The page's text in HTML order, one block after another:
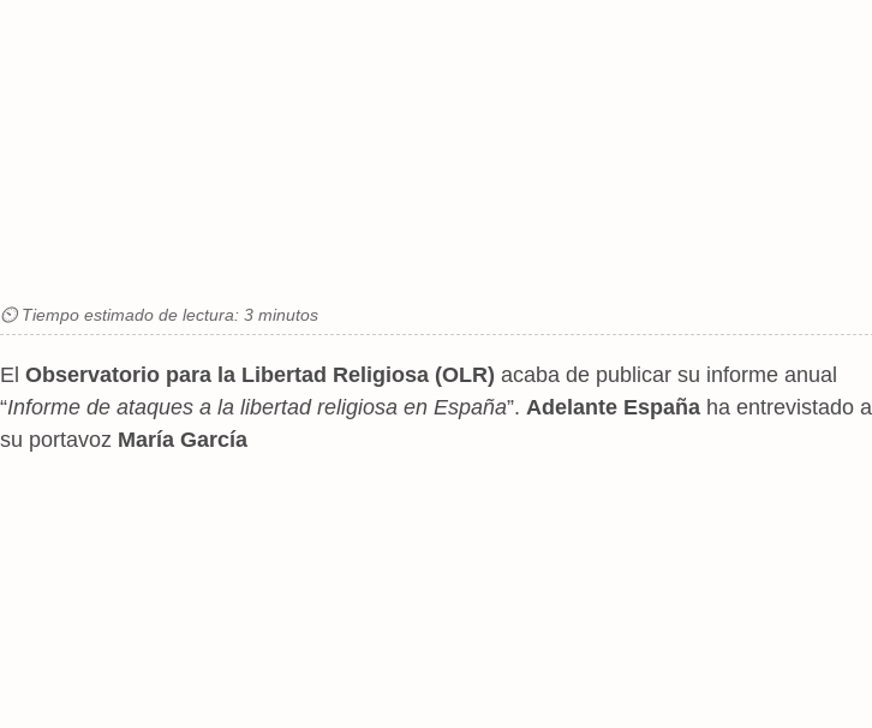
⏲ Tiempo estimado de lectura: 3 minutos
El Observatorio para la Libertad Religiosa (OLR) acaba de publicar su informe anual
“Informe de ataques a la libertad religiosa en España”. Adelante España ha entrevistado a
su portavoz María García